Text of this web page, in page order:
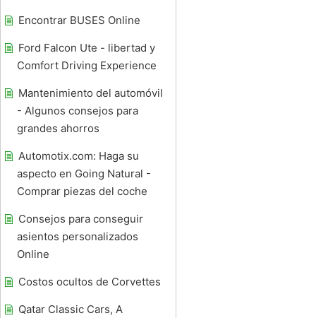
Encontrar BUSES Online
Ford Falcon Ute - libertad y
Comfort Driving Experience
Mantenimiento del automóvil
- Algunos consejos para
grandes ahorros
Automotix.com: Haga su
aspecto en Going Natural -
Comprar piezas del coche
Consejos para conseguir
asientos personalizados
Online
Costos ocultos de Corvettes
Qatar Classic Cars, A